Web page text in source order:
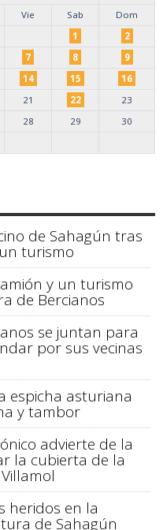
Vie Sab
Dom
1
2
7 8
9
14 15
16
21 22
23
28 29
30
de Sahagún tras
turismo
y un turismo
de Bercianos
se juntan para
por sus vecinas
espicha asturiana
y tambor
advierte de la
la cubierta de la
heridos en la
de Sahagún